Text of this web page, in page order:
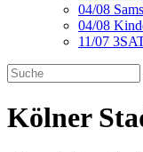
04/08
04/08
11/07
Kölner